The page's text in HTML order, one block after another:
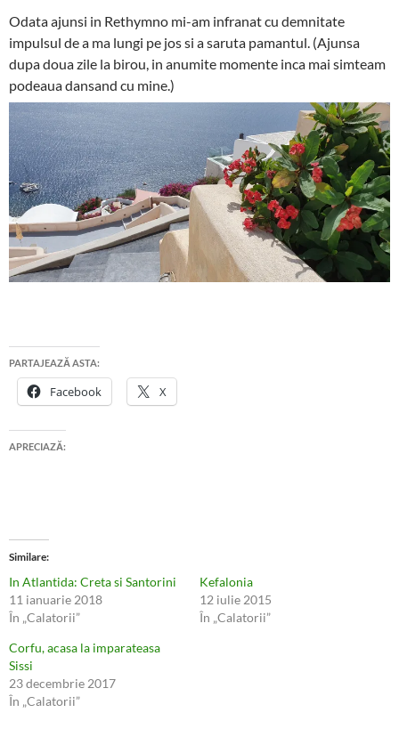
Odata ajunsi in Rethymno mi-am infranat cu demnitate
impulsul de a ma lungi pe jos si a saruta pamantul. (Ajunsa
dupa doua zile la birou, in anumite momente inca mai simteam
podeaua dansand cu mine.)
PARTAJEAZĂ ASTA:
Facebook X
APRECIAZĂ:
Similare
In Atlantida: Creta si Santorini
11 ianuarie 2018
În „Calatorii”
Kefalonia
12 iulie 2015
În „Calatorii”
Corfu, acasa la imparateasa
Sissi
23 decembrie 2017
În „Calatorii”